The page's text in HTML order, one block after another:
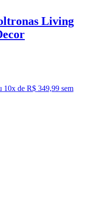
Living
10x de R$ 349,99 sem